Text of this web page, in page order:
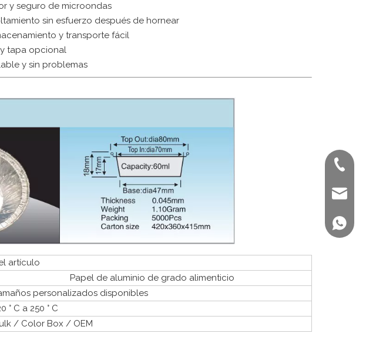
y seguro de microondas
sin esfuerzo después de hornear
y transporte fácil
tapa opcional
y sin problemas
artículo
Papel de aluminio de grado alimenticio
personalizados disponibles
° C a 250 ° C
/ Color Box / OEM
+ 86-
+86